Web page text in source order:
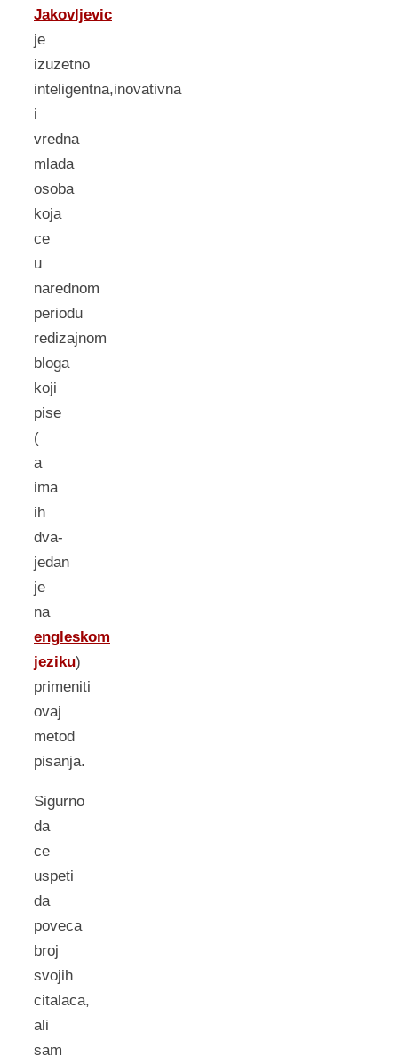
Jakovljevic
je
izuzetno
inteligentna,inovativna
i
vredna
mlada
osoba
koja
ce
u
narednom
periodu
redizajnom
bloga
koji
pise
(
a
ima
ih
dva-
jedan
je
na
engleskom
jeziku)
primeniti
ovaj
metod
pisanja.
Sigurno
da
ce
uspeti
da
poveca
broj
svojih
citalaca,
ali
sam